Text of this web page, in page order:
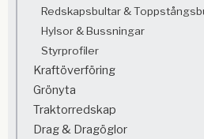
Redskapsbultar &
Hylsor & Bussningar
Styrprofiler
Kraftöverföring
Grönyta
Traktorredskap
Drag & Dragöglor